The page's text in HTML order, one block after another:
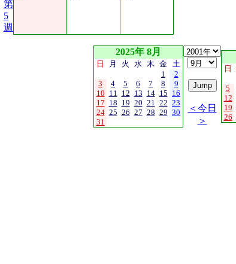
2025年 8月
日 月 火 水 木 金 土
1
2
3
4 5 6 7 8
9
10 11 12 13 14 15 16
17 18 19 20 21 22 23
24 25 26 27 28 29 30
31
＜今日
＞
日
5
12
19
26